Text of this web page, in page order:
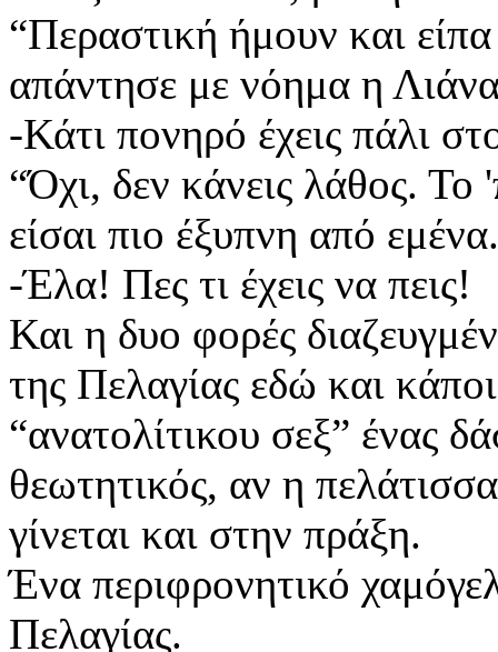
“Περαστική ήμουν και
απάντησε με νόημα η
-Κάτι πονηρό έχεις πάλι
“Όχι, δεν κάνεις λάθος.
είσαι πιο έξυπνη από
-Έλα! Πες τι έχεις να πεις!
Και η δυο φορές
της Πελαγίας εδώ και
“ανατολίτικου σεξ” ένας
θεωτητικός, αν η
γίνεται και στην πράξη.
Ένα περιφρονητικό
Πελαγίας.